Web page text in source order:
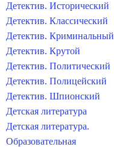
Детектив. Исторический
Детектив. Классический
Детектив. Криминальный
Детектив. Крутой
Детектив. Политический
Детектив. Полицейский
Детектив. Шпионский
Детская литература
Детская литература.
Образовательная